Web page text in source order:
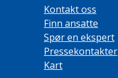
Kontakt oss
Finn ansatte
Spør en ekspert
Pressekontakter
Kart